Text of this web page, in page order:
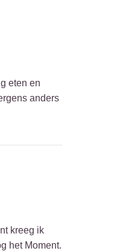
eten en
anders
kreeg ik
het Moment.